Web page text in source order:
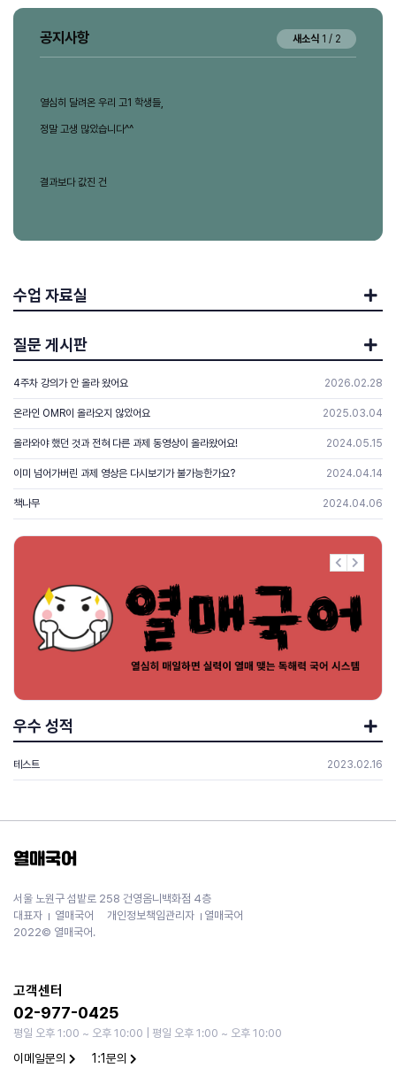
영상에 과도하게 노출된 아이들
독해력과 사고력이 있어야 합니다.
열매국어는 생각하는 힘을 길러주는 독해력 프로그램입니다.
매일 스스로 독해하고
공지사항
열심히 달려온 우리 고1 학생들,
정말 고생 많았습니다^^
결과보다 값진 건
아낌없는 박수를 보냅니다!!!
영상에 과도하게 노출된 아이들
독해력과 사고력이 있어야 합니다.
열매국어는 생각하는 힘을 길러주는 독해력 프로그램입니다.
매일 스스로 독해하고
열심히 달려온 우리 고1 학생들,
정말 고생 많았습니다^^
결과보다 값진 건
아낌없는 박수를 보냅니다!!!
새소식 1 / 2
수업 자료실
질문 게시판
4주차 강의가 안 올라 왔어요 2026.02.28
온라인 OMR이 올라오지 않았어요 2025.03.04
올라와야 했던 것과 전혀 다른 과제 동영상이 올라왔어요! 2024.05.15
이미 넘어가버린 과제 영상은 다시보기가 불가능한가요? 2024.04.14
책나무 2024.04.06
우수 성적
테스트 2023.02.16
열매국어
서울 노원구 섬밭로 258 건영옴니백화점 4층
대표자
열매국어 개인정보책임관리자
열매국어
2022© 열매국어.
고객센터
02-977-0425
평일 오후 1:00 ~ 오후 10:00 | 평일 오후 1:00 ~ 오후 10:00
이메일문의 1:1문의